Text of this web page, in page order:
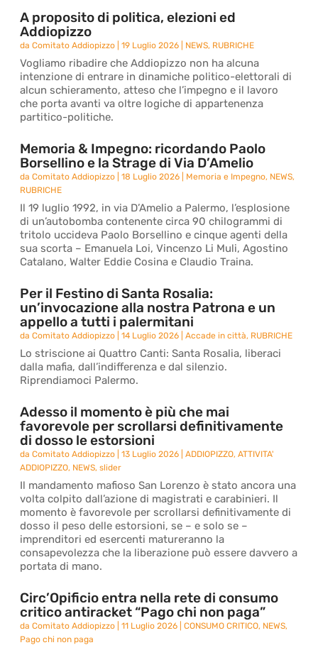
A proposito di politica, elezioni ed
Addiopizzo
daComitato Addiopizzo |19 Luglio 2026 NEWS, RUBRICHE
Vogliamo ribadire che Addiopizzo non ha alcuna
intenzione di entrare in dinamiche politico-elettorali di
alcun schieramento, atteso che l’impegno e il lavoro
che porta avanti va oltre logiche di appartenenza
partitico-politiche.
Memoria & Impegno: ricordando Paolo
Borsellino e la Strage di Via D’Amelio
daComitato Addiopizzo |18 Luglio 2026 Memoria e Impegno, NEWS,
RUBRICHE
Il 19 luglio 1992, in via D’Amelio a Palermo, l’esplosione
di un’autobomba contenente circa 90 chilogrammi di
tritolo uccideva Paolo Borsellino e cinque agenti della
sua scorta – Emanuela Loi, Vincenzo Li Muli, Agostino
Catalano, Walter Eddie Cosina e Claudio Traina.
Per il Festino di Santa Rosalia:
un’invocazione alla nostra Patrona e un
appello a tutti i palermitani
daComitato Addiopizzo |14 Luglio 2026 |Accade in città, RUBRICHE
Lo striscione ai Quattro Canti: Santa Rosalia, liberaci
dalla mafia, dall’indifferenza e dal silenzio.
Riprendiamoci Palermo.
Adesso il momento è più che mai
favorevole per scrollarsi definitivamente
di dosso le estorsioni
daComitato Addiopizzo |13 Luglio 2026 |ADDIOPIZZO,ATTIVITA'
ADDIOPIZZO, NEWS,slider
Il mandamento mafioso San Lorenzo è stato ancora una
volta colpito dall’azione di magistrati e carabinieri. Il
momento è favorevole per scrollarsi definitivamente di
dosso il peso delle estorsioni, se – e solo se –
imprenditori ed esercenti matureranno la
consapevolezza che la liberazione può essere davvero a
portata di mano.
Circ’Opificio entra nella rete di consumo
critico antiracket “Pago chi non paga”
daComitato Addiopizzo |11 Luglio 2026 |CONSUMO CRITICO, NEWS,
Pago chi non paga